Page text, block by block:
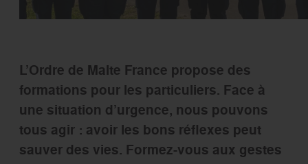
L’Ordre de Malte France propose des
formations pour les particuliers. Face à
une situation d’urgence, nous pouvons
tous agir : avoir les bons réflexes peut
sauver des vies. Formez-vous aux gestes